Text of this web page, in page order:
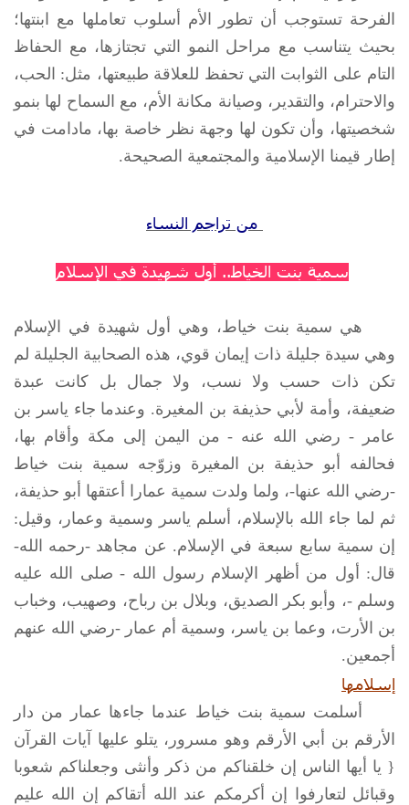
الفرحة تستوجب أن تطور الأم أسلوب تعاملها مع ابنتها؛
بحيث يتناسب مع مراحل النمو التي تجتازها، مع الحفاظ
التام على الثوابت التي تحفظ للعلاقة طبيعتها، مثل: الحب،
والاحترام، والتقدير، وصيانة مكانة الأم، مع السماح لها بنمو
شخصيتها، وأن تكون لها وجهة نظر خاصة بها، مادامت في
إطار قيمنا الإسلامية والمجتمعية الصحيحة.
من تراجم النساء
سمية بنت الخياط.. أول شهيدة في الإسلام
هي سمية بنت خياط، وهي أول شهيدة في الإسلام
وهي سيدة جليلة ذات إيمان قوي، هذه الصحابية الجليلة لم
تكن ذات حسب ولا نسب، ولا جمال بل كانت عبدة
ضعيفة، وأمة لأبي حذيفة بن المغيرة. وعندما جاء ياسر بن
عامر - رضي الله عنه - من اليمن إلى مكة وأقام بها،
فحالفه أبو حذيفة بن المغيرة وزوّجه سمية بنت خياط
-رضي الله عنها-، ولما ولدت سمية عمارا أعتقها أبو حذيفة،
ثم لما جاء الله بالإسلام، أسلم ياسر وسمية وعمار، وقيل:
إن سمية سابع سبعة في الإسلام. عن مجاهد -رحمه الله-
قال: أول من أظهر الإسلام رسول الله - صلى الله عليه
وسلم -، وأبو بكر الصديق، وبلال بن رباح، وصهيب، وخباب
بن الأرت، وعما بن ياسر، وسمية أم عمار -رضي الله عنهم
أجمعين.
إسلامها
أسلمت سمية بنت خياط عندما جاءها عمار من دار
الأرقم بن أبي الأرقم وهو مسرور، يتلو عليها آيات القرآن
{ يا أيها الناس إن خلقناكم من ذكر وأنثى وجعلناكم شعوبا
وقبائل لتعارفوا إن أكرمكم عند الله أتقاكم إن الله عليم